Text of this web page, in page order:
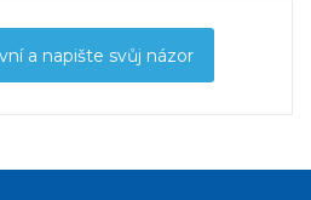
a napište svůj názor